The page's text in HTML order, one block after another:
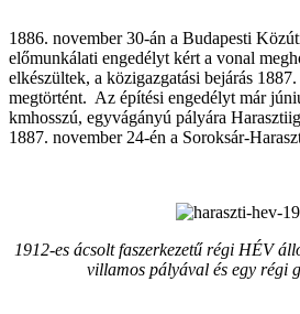
1886. november 30-án a Budapesti
előmunkálati engedélyt kért a vonal
elkészültek, a közigazgatási bejárás
megtörtént. Az építési engedélyt már
kmhosszú, egyvágányú pályára
1887. november 24-én a Soroksár-
1912-es ácsolt faszerkezetű régi HÉV
villamos pályával és egy régi